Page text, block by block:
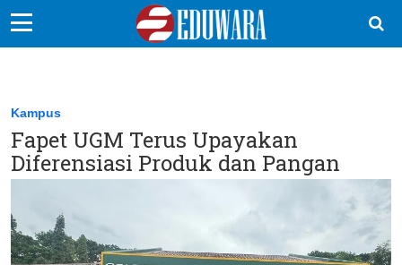
Sekolah Kita
Vokasi
Kampus
Sains
Kampus
Fapet UGM Terus Upayakan
Diferensiasi Produk dan Pangan